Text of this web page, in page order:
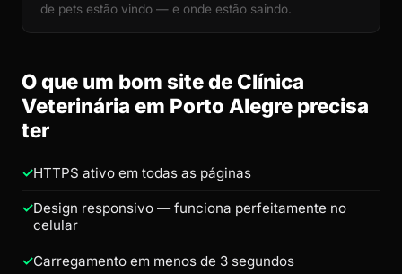
de pets estão vindo — e onde estão saindo.
O que um bom site de Clínica
Veterinária em Porto Alegre precisa
ter
HTTPS ativo em todas as páginas
Design responsivo — funciona perfeitamente no
celular
Carregamento em menos de 3 segundos